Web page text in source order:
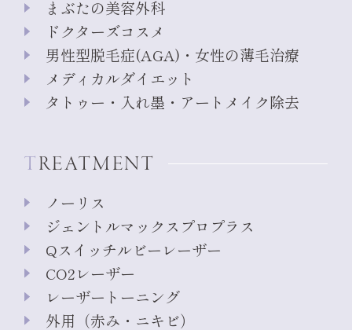
まぶたの美容外科
ドクターズコスメ
男性型脱毛症(AGA)・女性の薄毛治療
メディカルダイエット
タトゥー・入れ墨・アートメイク除去
TREATMENT
ノーリス
ジェントルマックスプロプラス
Qスイッチルビーレーザー
CO2レーザー
レーザートーニング
外用（赤み・ニキビ）